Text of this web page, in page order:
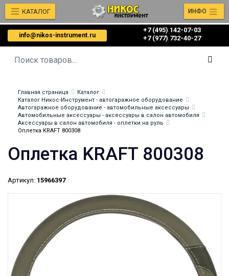
info@nikos-instrument.ru
+7 (495) 142-07-03
‎‎+7 (977) 732-40-27
КАТАЛОГ ИНФО
Главная страница
Каталог
Каталог Никос-Инструмент - автогаражное оборудование
Автогаражное оборудование - автомобильные аксессуары
Автомобильные аксессуары - аксессуары в салон автомобиля
Аксессуары в салон автомобиля - оплетки на руль
Оплетка KRAFT 800308
Оплетка KRAFT 800308
Артикул: 15966397